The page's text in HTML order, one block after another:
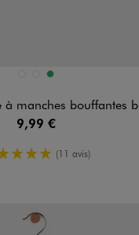
ROSE VIF
VERT
bouffantes bébé fille
9,99 €
5/5 de moyenne
(11 avis)